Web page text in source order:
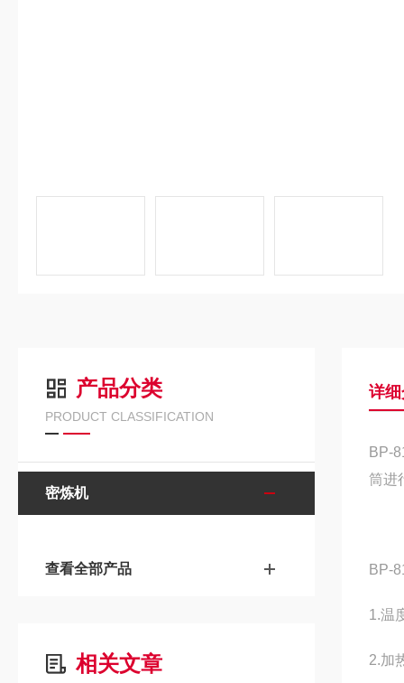
产品分类
PRODUCT CLASSIFICATION
密炼机
查看全部产品
相关文章
详
BP-
筒进
BP-
1.温
2.加